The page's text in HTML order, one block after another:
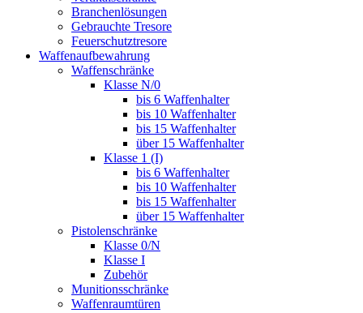
Branchenlösungen
Gebrauchte Tresore
Feuerschutztresore
Waffenaufbewahrung
Waffenschränke
Klasse N/0
bis 6 Waffenhalter
bis 10 Waffenhalter
bis 15 Waffenhalter
über 15 Waffenhalter
Klasse 1 (I)
bis 6 Waffenhalter
bis 10 Waffenhalter
bis 15 Waffenhalter
über 15 Waffenhalter
Pistolenschränke
Klasse 0/N
Klasse I
Zubehör
Munitionsschränke
Waffenraumtüren